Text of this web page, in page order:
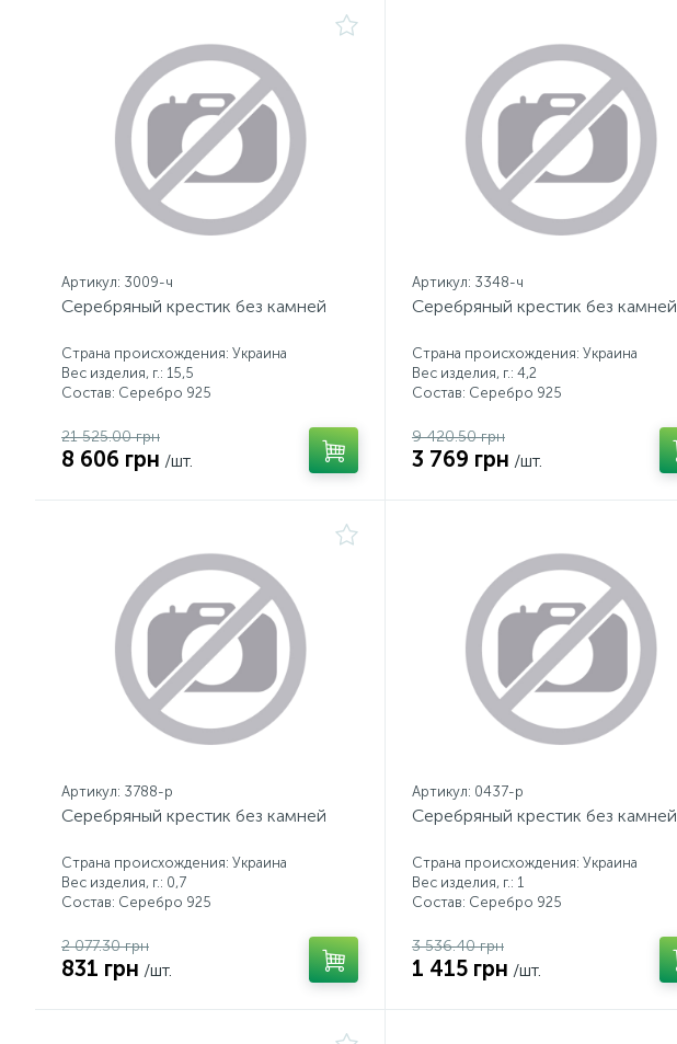
Артикул: 3009-ч
Серебряный крестик без камней
Страна происхождения: Украина
Вес изделия, г.: 15,5
Состав: Серебро 925
21 525.00 грн
8 606 грн /шт.
Артикул: 3348-ч
Серебряный крестик без камней
Страна происхождения: Украина
Вес изделия, г.: 4,2
Состав: Серебро 925
9 420.50 грн
3 769 грн /шт.
Артикул: 3788-р
Серебряный крестик без камней
Страна происхождения: Украина
Вес изделия, г.: 0,7
Состав: Серебро 925
2 077.30 грн
831 грн /шт.
Артикул: 0437-р
Серебряный крестик без камней
Страна происхождения: Украина
Вес изделия, г.: 1
Состав: Серебро 925
3 536.40 грн
1 415 грн /шт.